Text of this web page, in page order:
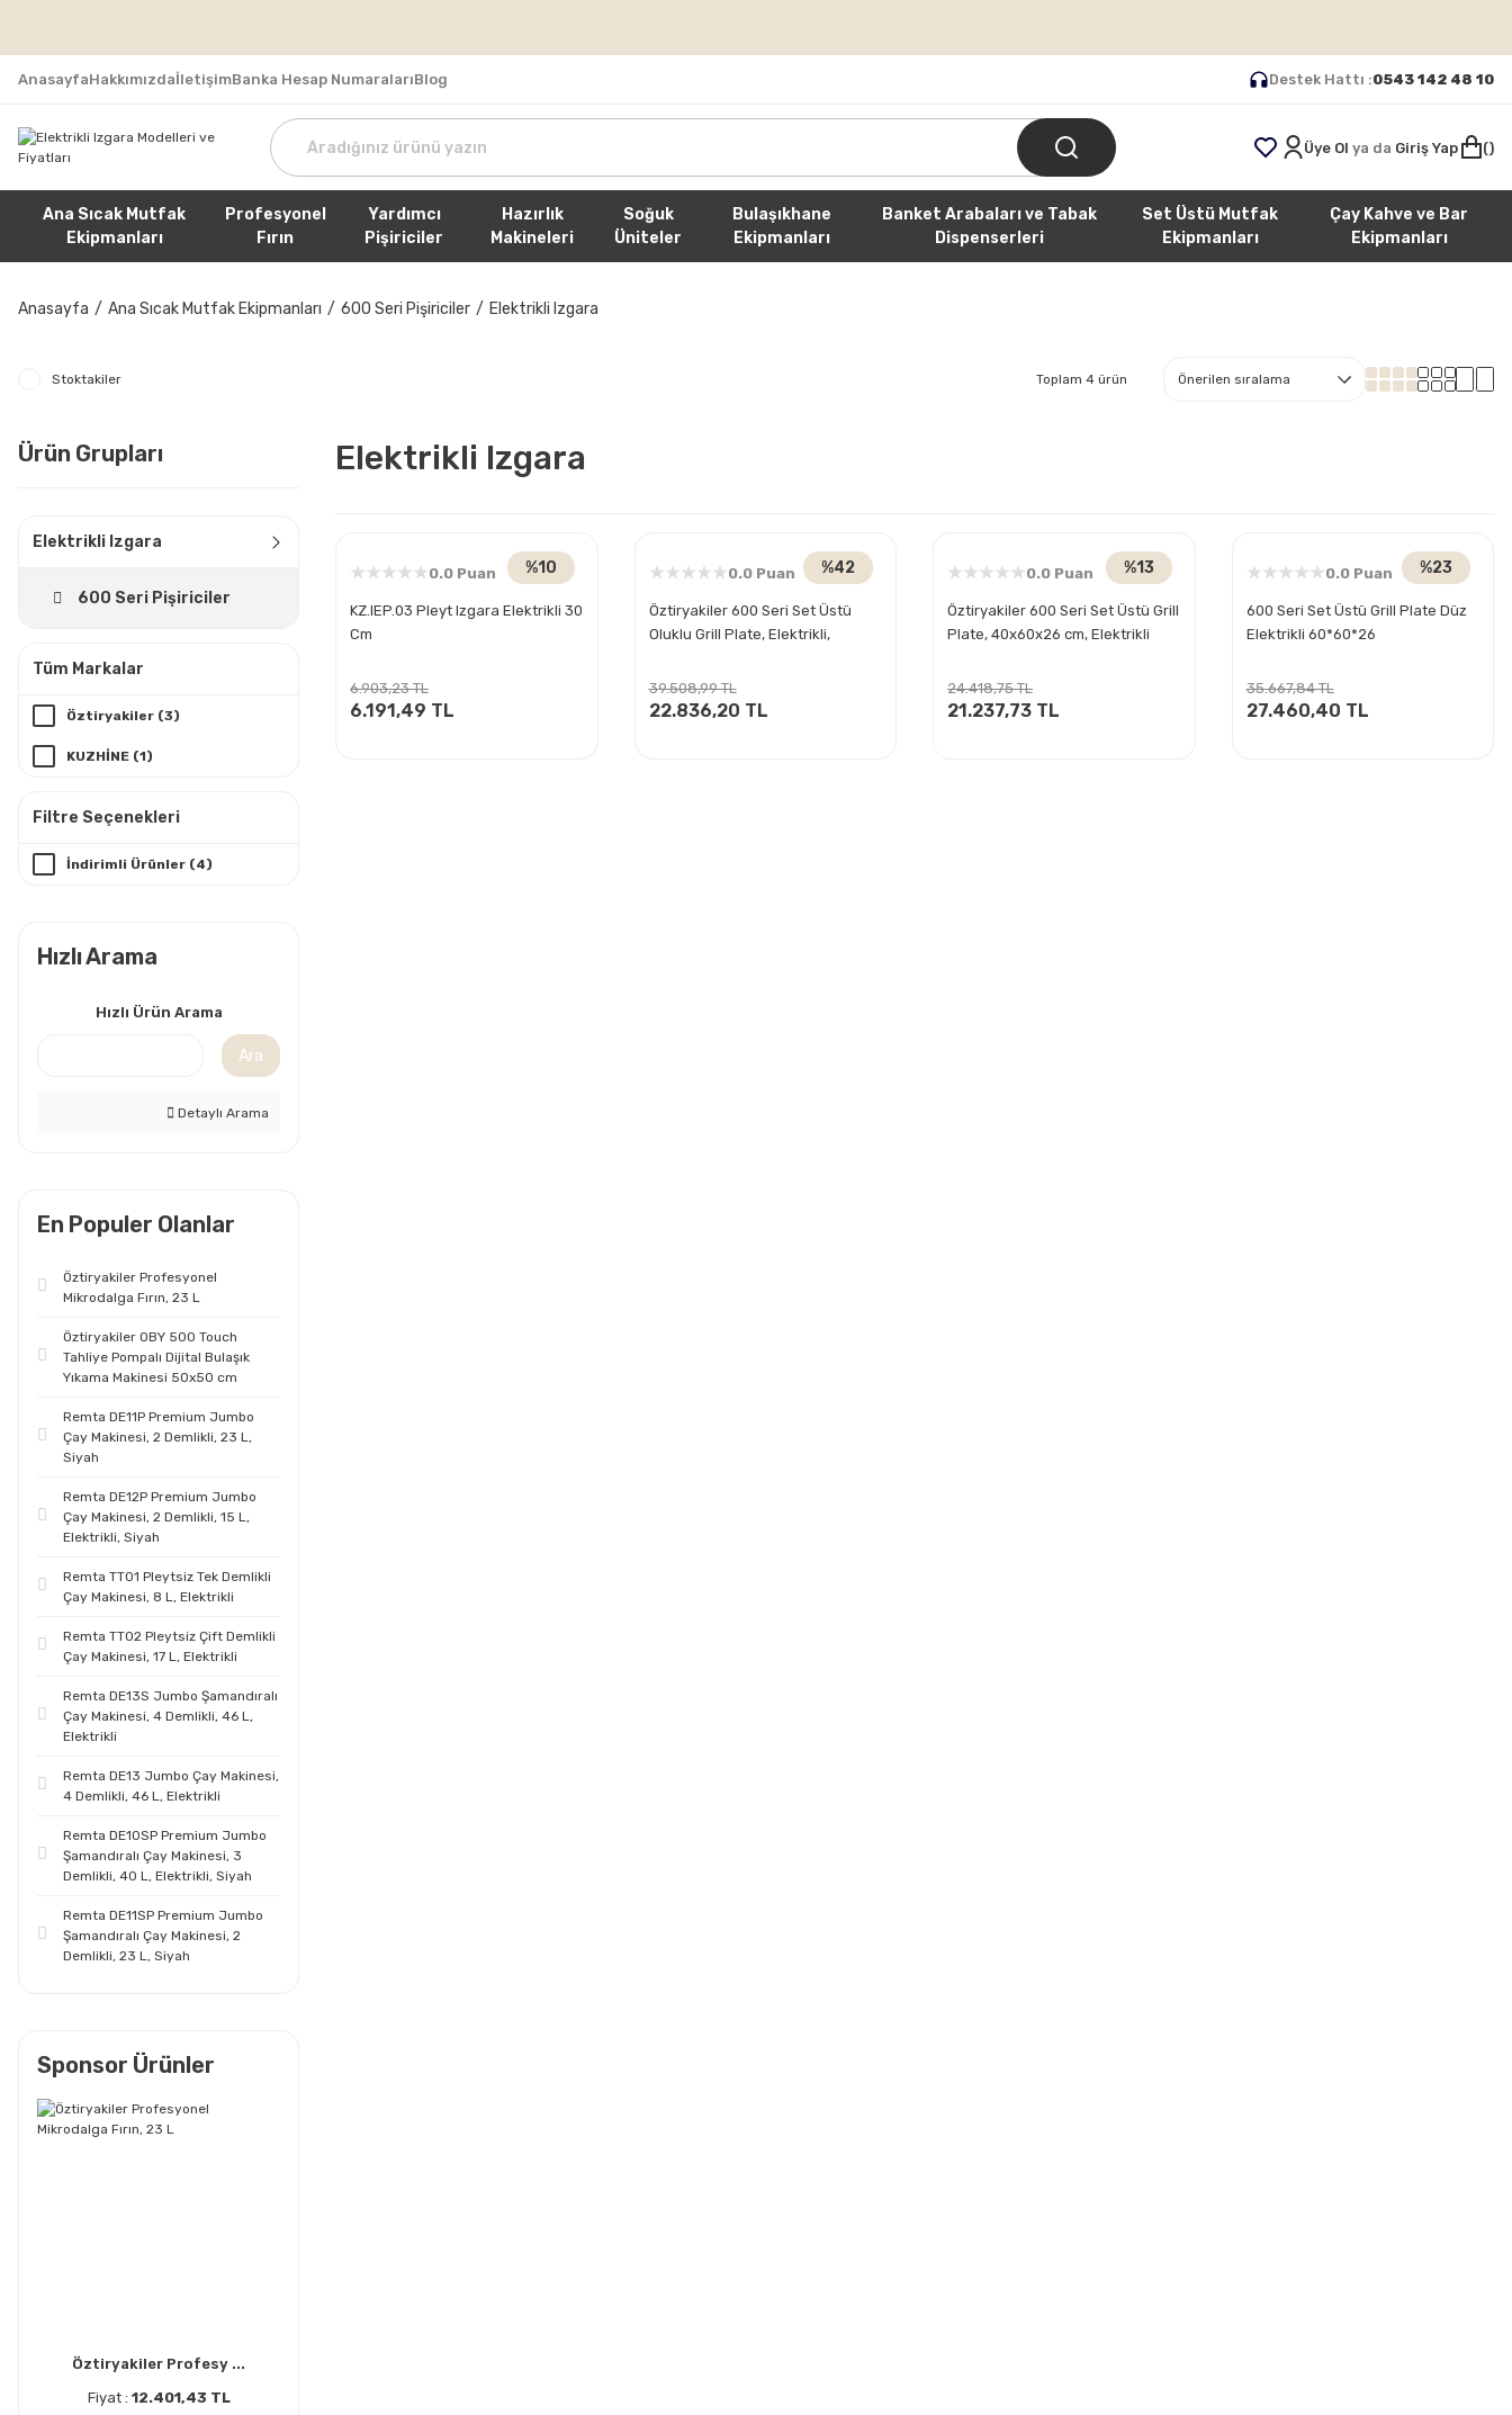
AnasayfaHakkımızdaİletişimBanka Hesap NumaralarıBlog Destek Hattı :0543 142 48 10
Üye Ol ya da Giriş Yap
Ana Sıcak Mutfak
Ekipmanları
Profesyonel
Fırın
Yardımcı
Pişiriciler
Hazırlık
Makineleri
Soğuk
Üniteler
Bulaşıkhane
Ekipmanları
Banket Arabaları ve Tabak
Dispenserleri
Set Üstü Mutfak
Ekipmanları
Çay Kahve ve Bar
Ekipmanları
Anasayfa Ana Sıcak Mutfak Ekipmanları 600 Seri Pişiriciler Elektrikli Izgara
Stoktakiler Toplam 4 ürün
Ürün Grupları
Elektrikli Izgara
600 Seri Pişiriciler
Tüm Markalar
Öztiryakiler (3)
KUZHİNE (1)
Filtre Seçenekleri
İndirimli Ürünler (4)
Hızlı Arama
Hızlı Ürün Arama
Ara
Detaylı Arama
En Populer Olanlar
Öztiryakiler Profesyonel
Mikrodalga Fırın, 23 L
Öztiryakiler OBY 500 Touch
Tahliye Pompalı Dijital Bulaşık
Yıkama Makinesi 50x50 cm
Remta DE11P Premium Jumbo
Çay Makinesi, 2 Demlikli, 23 L,
Siyah
Remta DE12P Premium Jumbo
Çay Makinesi, 2 Demlikli, 15 L,
Elektrikli, Siyah
Remta TT01 Pleytsiz Tek Demlikli
Çay Makinesi, 8 L, Elektrikli
Remta TT02 Pleytsiz Çift Demlikli
Çay Makinesi, 17 L, Elektrikli
Remta DE13S Jumbo Şamandıralı
Çay Makinesi, 4 Demlikli, 46 L,
Elektrikli
Remta DE13 Jumbo Çay Makinesi,
4 Demlikli, 46 L, Elektrikli
Remta DE10SP Premium Jumbo
Şamandıralı Çay Makinesi, 3
Demlikli, 40 L, Elektrikli, Siyah
Remta DE11SP Premium Jumbo
Şamandıralı Çay Makinesi, 2
Demlikli, 23 L, Siyah
Sponsor Ürünler
Öztiryakiler Profesy ...
Fiyat : 12.401,43 TL
Elektrikli Izgara
%10
0.0 Puan
KZ.IEP.03 Pleyt Izgara Elektrikli 30
Cm
6.191,49 TL
6.903,23 TL
%42
0.0 Puan
Öztiryakiler 600 Seri Set Üstü
Oluklu Grill Plate, Elektrikli,
22.836,20 TL
39.508,99 TL
%13
0.0 Puan
Öztiryakiler 600 Seri Set Üstü Grill
Plate, 40x60x26 cm, Elektrikli
21.237,73 TL
24.418,75 TL
%23
0.0 Puan
600 Seri Set Üstü Grill Plate Düz
Elektrikli 60*60*26
27.460,40 TL
35.667,84 TL